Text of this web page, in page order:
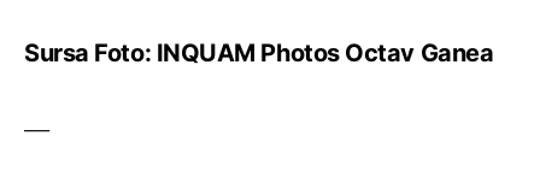
Sursa Foto: INQUAM Photos Octav Ganea